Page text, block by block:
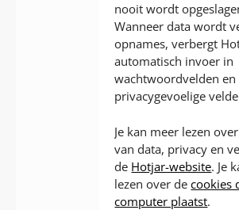
nooit wordt
Wanneer data wordt
opnames, verbergt
automatisch invoer in
wachtwoordvelden en
privacygevoelige
Je kan meer lezen
van data, privacy en
de Hotjar-website. Je
lezen over decookies
computer plaatst.